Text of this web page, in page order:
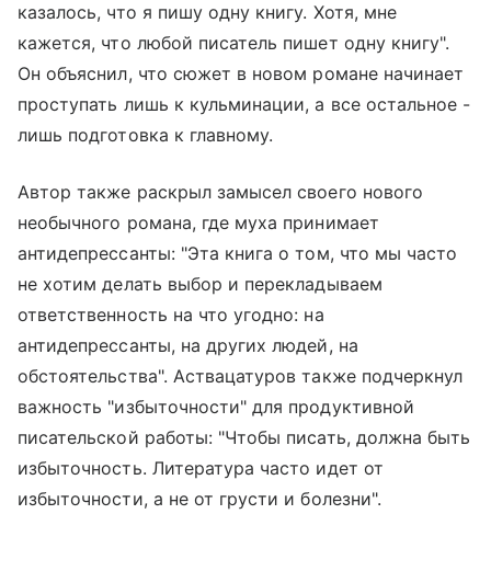
казалось, что я пишу одну книгу. Хотя, мне
кажется, что любой писатель пишет одну книгу".
Он объяснил, что сюжет в новом романе начинает
проступать лишь к кульминации, а все остальное -
лишь подготовка к главному.
Автор также раскрыл замысел своего нового
необычного романа, где муха принимает
антидепрессанты: "Эта книга о том, что мы часто
не хотим делать выбор и перекладываем
ответственность на что угодно: на
антидепрессанты, на других людей, на
обстоятельства". Аствацатуров также подчеркнул
важность "избыточности" для продуктивной
писательской работы: "Чтобы писать, должна быть
избыточность. Литература часто идет от
избыточности, а не от грусти и болезни".